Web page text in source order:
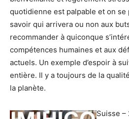
quotidienne est palpable et on se
savoir qui arrivera ou non aux
recommander à quiconque
compétences humaines et aux
actuels. Un exemple d’espoir à
entière. Il y a toujours de la
la planète.
Suisse –